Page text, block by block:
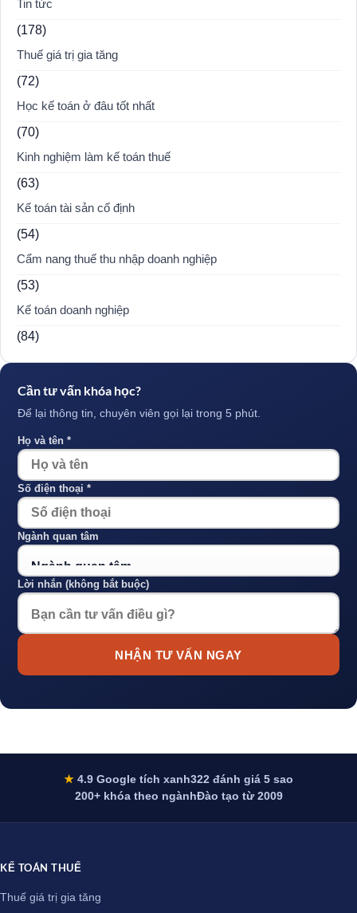
Tin tức
(178)
Thuế giá trị gia tăng
(72)
Học kế toán ở đâu tốt nhất
(70)
Kinh nghiệm làm kế toán thuế
(63)
Kế toán tài sản cố định
(54)
Cẩm nang thuế thu nhập doanh nghiệp
(53)
Kế toán doanh nghiệp
(84)
Cần tư vấn khóa học?
Để lại thông tin, chuyên viên gọi lại trong 5 phút.
Họ và tên *
Số điện thoại *
Ngành quan tâm
Lời nhắn (không bắt buộc)
NHẬN TƯ VẤN NGAY
★ 4.9 Google tích xanh322 đánh giá 5 sao
200+ khóa theo ngànhĐào tạo từ 2009
KẾ TOÁN THUẾ
Thuế giá trị gia tăng